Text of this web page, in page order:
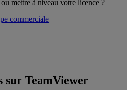
mettre à niveau votre licence ?
commerciale
sur TeamViewer